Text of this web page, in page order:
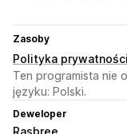
Zasoby
Polityka prywatności
Ten programista nie
języku: Polski.
Deweloper